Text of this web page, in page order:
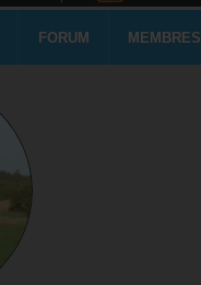
FORUM MEMBRES